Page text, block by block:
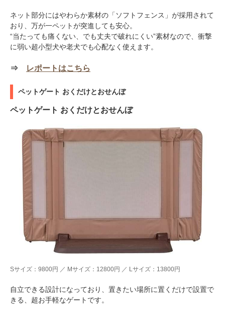
ネット部分にはやわらか素材の「ソフトフェンス」が採用されて
おり、万が一ペットが突進しても安心。
“当たっても痛くない、でも丈夫で破れにくい”素材なので、衝撃
に弱い超小型犬や老犬でも心配なく使えます。
⇒ レポートはこちら
ペットゲート おくだけとおせんぼ
ペットゲート おくだけとおせんぼ
Sサイズ：9800円 ／ Mサイズ：12800円 ／ Lサイズ：13800円
自立できる設計になっており、置きたい場所に置くだけで設置で
きる、超お手軽なゲートです。